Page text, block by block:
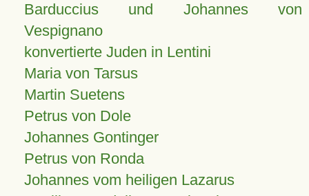
Barduccius und Johannes von
Vespignano
konvertierte Juden in Lentini
Maria von Tarsus
Martin Suetens
Petrus von Dole
Johannes Gontinger
Petrus von Ronda
Johannes vom heiligen Lazarus